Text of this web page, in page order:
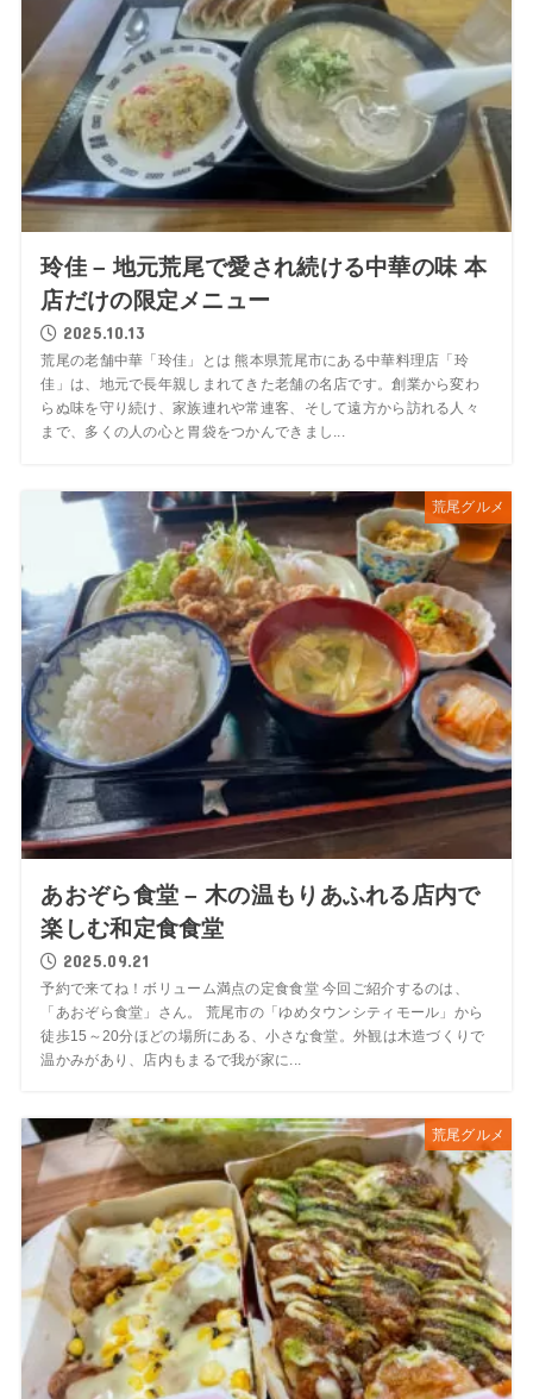
玲佳 – 地元荒尾で愛され続ける中華の味 本
店だけの限定メニュー
2025.10.13
荒尾の老舗中華「玲佳」とは 熊本県荒尾市にある中華料理店「玲
佳」は、地元で長年親しまれてきた老舗の名店です。創業から変わ
らぬ味を守り続け、家族連れや常連客、そして遠方から訪れる人々
まで、多くの人の心と胃袋をつかんできまし...
荒尾グルメ
あおぞら食堂 – 木の温もりあふれる店内で
楽しむ和定食食堂
2025.09.21
予約で来てね！ボリューム満点の定食食堂 今回ご紹介するのは、
「あおぞら食堂」さん。 荒尾市の「ゆめタウンシティモール」から
徒歩15～20分ほどの場所にある、小さな食堂。外観は木造づくりで
温かみがあり、店内もまるで我が家に...
荒尾グルメ